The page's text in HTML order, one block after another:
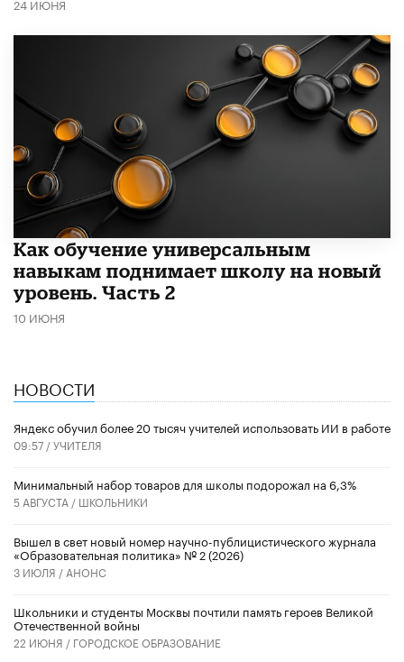
24 ИЮНЯ
​Как обучение универсальным
навыкам поднимает школу на новый
уровень. Часть 2
10 ИЮНЯ
НОВОСТИ
​Яндекс обучил более 20 тысяч учителей использовать ИИ в работе
09:57 /УЧИТЕЛЯ
Минимальный набор товаров для школы подорожал на 6,3%
5 АВГУСТА / ШКОЛЬНИКИ
Вышел в свет новый номер научно-публицистического журнала
«Образовательная политика» № 2 (2026)
3 ИЮЛЯ / АНОНС
Школьники и студенты Москвы почтили память героев Великой
Отечественной войны
22 ИЮНЯ / ГОРОДСКОЕ ОБРАЗОВАНИЕ